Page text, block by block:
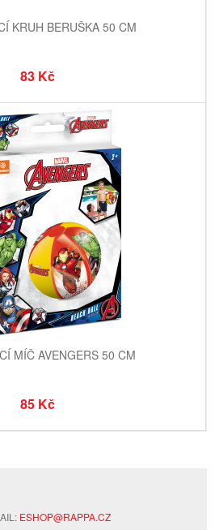
KRUH BERUŠKA 50 CM
83 Kč
MÍČ AVENGERS 50 CM
85 Kč
ESHOP@RAPPA.CZ